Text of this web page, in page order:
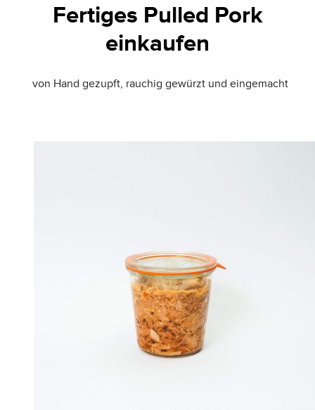
Fertiges Pulled Pork
einkaufen
von Hand gezupft, rauchig gewürzt und eingemacht